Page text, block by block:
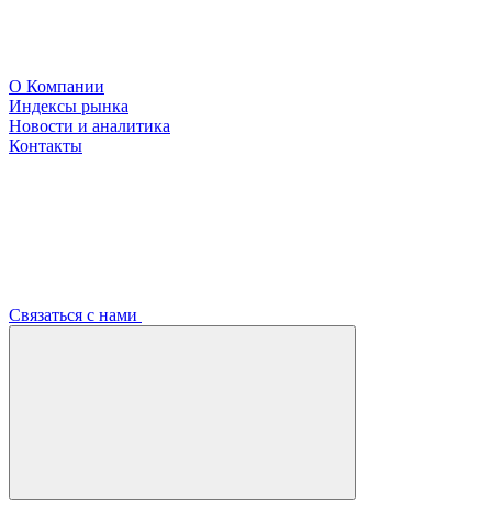
О Компании
Индексы рынка
Новости и аналитика
Контакты
Связаться с нами